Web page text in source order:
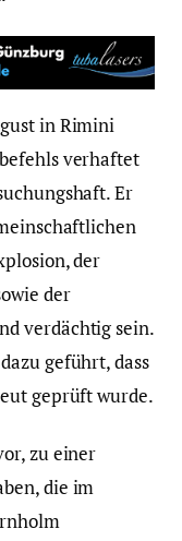
in Rimini
verhaftet
Er
der
der
verdächtig sein.
geführt, dass
geprüft wurde.
zu einer
die im